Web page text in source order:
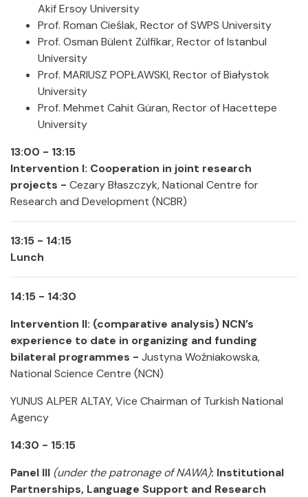
Akif Ersoy University
Prof. Roman Cieślak, Rector of SWPS University
Prof. Osman Bülent Zülfikar, Rector of Istanbul
University
Prof. MARIUSZ POPŁAWSKI, Rector of Białystok
University
Prof. Mehmet Cahit Güran, Rector of Hacettepe
University
13:00 - 13:15
Intervention I: Cooperation in joint research
projects - Cezary Błaszczyk, National Centre for
Research and Development (NCBR)
13:15 - 14:15
Lunch
14:15 - 14:30
Intervention II: (comparative analysis) NCN’s
experience to date in organizing and funding
bilateral programmes - Justyna Woźniakowska,
National Science Centre (NCN)
YUNUS ALPER ALTAY, Vice Chairman of Turkish National
Agency
14:30 - 15:15
Panel III (under the patronage of NAWA): Institutional
Partnerships, Language Support and Research